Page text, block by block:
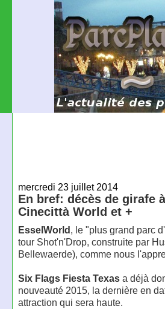
mercredi 23 juillet 2014
En bref: décès de girafe
Cinecittà World et +
EsselWorld, le "plus grand parc
tour Shot'n'Drop, construite par
Bellewaerde), comme nous
Six Flags Fiesta Texasa déjà
nouveauté 2015, la dernière en
attraction qui sera haute.